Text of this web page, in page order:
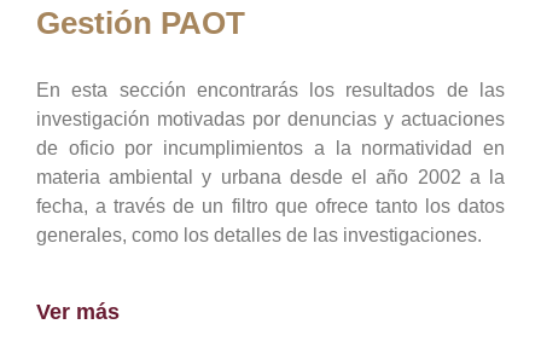
Gestión PAOT
En esta sección encontrarás los resultados de las
investigación motivadas por denuncias y actuaciones
de oficio por incumplimientos a la normatividad en
materia ambiental y urbana desde el año 2002 a la
fecha, a través de un filtro que ofrece tanto los datos
generales, como los detalles de las investigaciones.
Ver más